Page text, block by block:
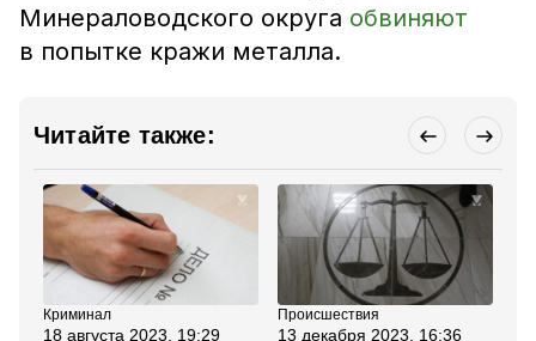
Минераловодского округа обвиняют
в попытке кражи металла.
Читайте также:
Криминал
18 августа 2023, 19:29
Происшествия
13 декабря 2023, 16:36